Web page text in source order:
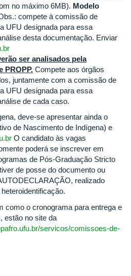
no máximo 6MB). Modelo
compete à comissão de
UFU designada para essa
desta documentação. Enviar
ser analisados pela
PROPP. Compete aos órgãos
juntamente com a comissão de
UFU designada para essa
de cada caso.
deve-se apresentar ainda o
de Nascimento de Indígena) e
O candidato às vagas
poderá se inscrever em
de Pós-Graduação Stricto
de posse do documento ou
realizado
como o cronograma para entrega e
estão no site da
servicos/comissoes-de-